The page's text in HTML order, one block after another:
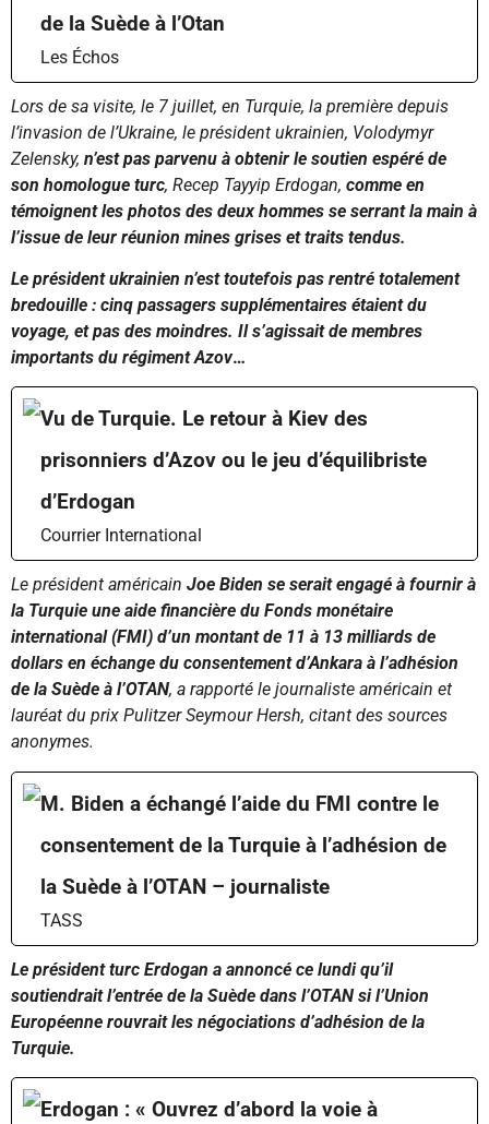
de la Suède à l’Otan
Les Échos
Lors de sa visite, le 7 juillet, en Turquie, la première depuis
l’invasion de l’Ukraine, le président ukrainien, Volodymyr
Zelensky, n’est pas parvenu à obtenir le soutien espéré de
son homologue turc, Recep Tayyip Erdogan, comme en
témoignent les photos des deux hommes se serrant la main à
l’issue de leur réunion mines grises et traits tendus.
Le président ukrainien n’est toutefois pas rentré totalement
bredouille : cinq passagers supplémentaires étaient du
voyage, et pas des moindres. Il s’agissait de membres
importants du régiment Azov…
Vu de Turquie. Le retour à Kiev des
prisonniers d’Azov ou le jeu d’équilibriste
d’Erdogan
Courrier International
Le président américain Joe Biden se serait engagé à fournir à
la Turquie une aide financière du Fonds monétaire
international (FMI) d’un montant de 11 à 13 milliards de
dollars en échange du consentement d’Ankara à l’adhésion
de la Suède à l’OTAN, a rapporté le journaliste américain et
lauréat du prix Pulitzer Seymour Hersh, citant des sources
anonymes.
M. Biden a échangé l’aide du FMI contre le
consentement de la Turquie à l’adhésion de
la Suède à l’OTAN – journaliste
TASS
Le président turc Erdogan a annoncé ce lundi qu’il
soutiendrait l’entrée de la Suède dans l’OTAN si l’Union
Européenne rouvrait les négociations d’adhésion de la
Turquie.
Erdogan : « Ouvrez d’abord la voie à